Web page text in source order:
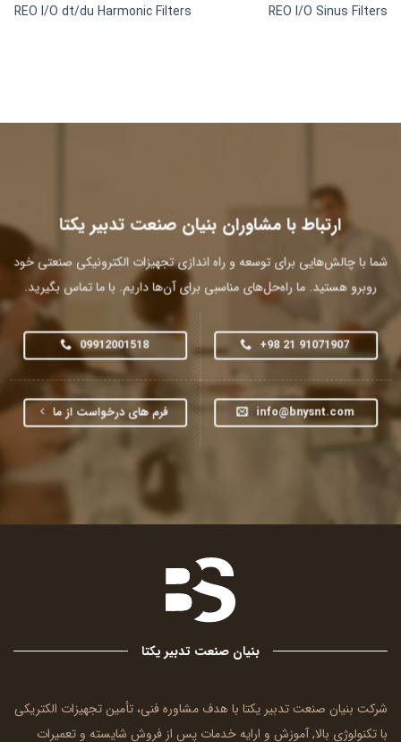
REO I/O Sinus Filters
REO I/O dt/du Harmonic Filters
ارتباط با مشاوران بنیان صنعت تدبیر یکتا
شما با چالش‌هایی برای توسعه و راه اندازی تجهیزات الکترونیکی صنعتی خود
روبرو هستید. ما راه‌حل‌های مناسبی برای آن‌ها داریم. با ما تماس بگیرید.
+98 21 91071907
09912001518
info@bnysnt.com فرم های درخواست از ما
بنیان صنعت تدبیر یکتا
شرکت بنیان صنعت تدبیر یکتا با هدف مشاوره فنی، تأمین تجهیزات الکتریکی
با تکنولوژی بالا, آموزش و ارایه خدمات پس از فروش شایسته و تعمیرات